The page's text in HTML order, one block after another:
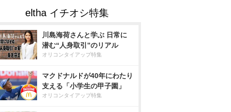
川島海荷さんと学ぶ 日常に
潜む“人身取引”のリアル
オリコンタイアップ特集
マクドナルドが40年にわたり
支える「小学生の甲子園」
オリコンタイアップ特集